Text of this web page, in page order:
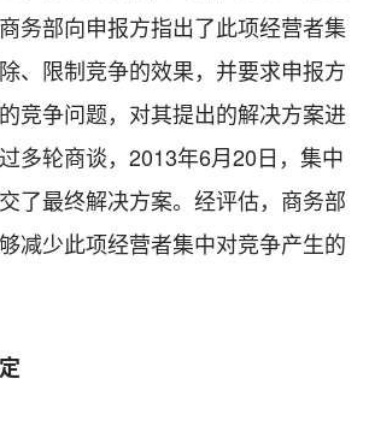
务部向申报方指出了此项经营者集
、限制竞争的效果，并要求申报方
竞争问题，对其提出的解决方案进
多轮商谈，2013年6月20日，集中
了最终解决方案。经评估，商务部
减少此项经营者集中对竞争产生的